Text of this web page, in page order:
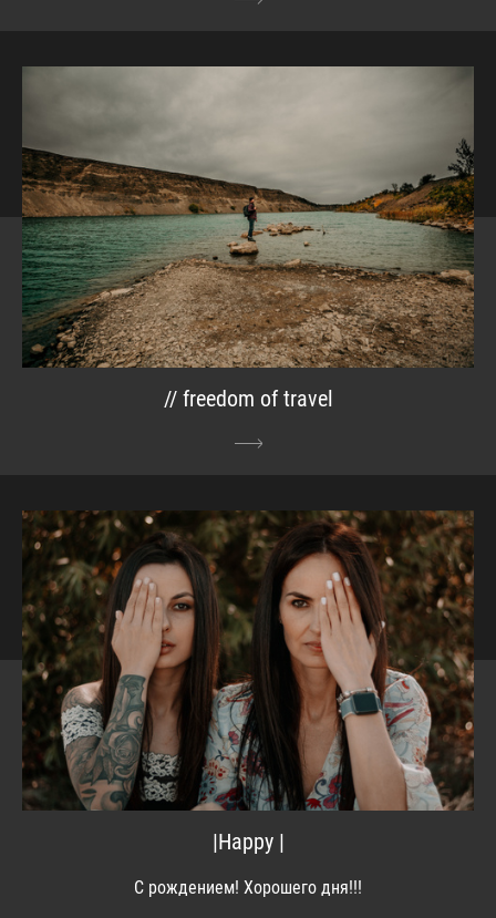
// freedom of travel
|Happy |
С рождением! Хорошего дня!!!